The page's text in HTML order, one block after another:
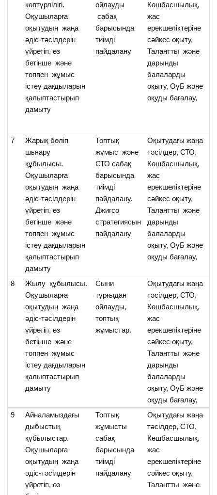
көптүрлілігі.
Оқушыларға
оқытудың жаңа
әдіс-тәсілдерін
үйретіп, өз
бетінше және
топпен жұмыс
істеу дағдыларын
қалыптастырып
дамыту
ойлауды
сабақ
барысында
тиімді
пайдалану
Көшбасшылық,
жас
ерекшеліктеріне
сәйкес оқыту,
Талантты және
дарынды
балаларды
оқыту, ОүБ және
оқуды бағалау,
7
Жарық бөліп
шығару
құбылысы.
Оқушыларға
оқытудың жаңа
әдіс-тәсілдерін
үйретіп, өз
бетінше және
топпен жұмыс
істеу дағдыларын
қалыптастырып
дамыту
Топтық
жұмыс және
СТО сабақ
барысында
тиімді
пайдалану.
Джигсо
стратегиясын
пайдалану
Оқытудағы жаңа
тәсілдер, СТО,
Көшбасшылық,
жас
ерекшеліктеріне
сәйкес оқыту,
Талантты және
дарынды
балаларды
оқыту, ОүБ және
оқуды бағалау,
8
Жылу құбылысы.
Оқушыларға
оқытудың жаңа
әдіс-тәсілдерін
үйретіп, өз
бетінше және
топпен жұмыс
істеу дағдыларын
қалыптастырып
дамыту
Сыни
тұрғыдан
ойлауды,
топтық
жұмыстар.
Оқытудағы жаңа
тәсілдер, СТО,
Көшбасшылық,
жас
ерекшеліктеріне
сәйкес оқыту,
Талантты және
дарынды
балаларды
оқыту, ОүБ және
оқуды бағалау,
9
Айналамыздағы
дыбыстық
құбылыстар.
Оқушыларға
оқытудың жаңа
әдіс-тәсілдерін
үйретіп, өз
Топтық
жұмысты
сабақ
барысында
тиімді
пайдалану
Оқытудағы жаңа
тәсілдер, СТО,
Көшбасшылық,
жас
ерекшеліктеріне
сәйкес оқыту,
Талантты және